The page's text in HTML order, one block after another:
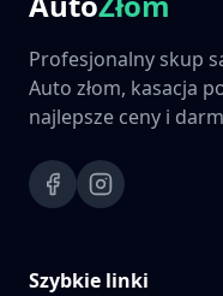
Profesjonalny skup
Auto złom, kasacja
najlepsze ceny i
Szybkie linki